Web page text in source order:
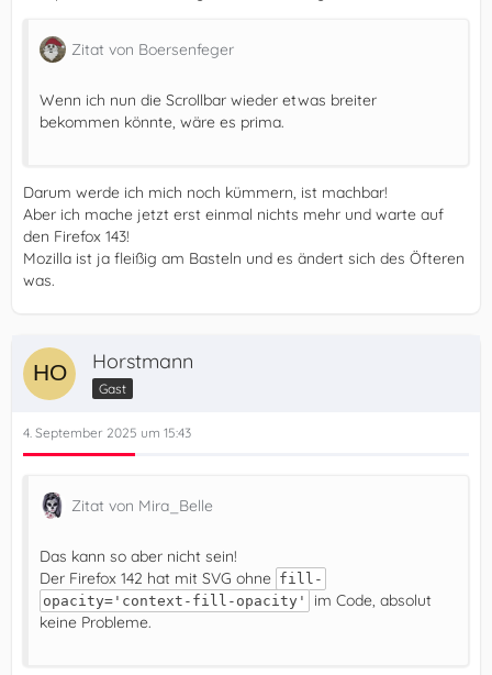
Zitat von Boersenfeger
Wenn ich nun die Scrollbar wieder etwas breiter
bekommen könnte, wäre es prima.
Darum werde ich mich noch kümmern, ist machbar!
Aber ich mache jetzt erst einmal nichts mehr und warte auf
den Firefox 143!
Mozilla ist ja fleißig am Basteln und es ändert sich des Öfteren
was.
Horstmann
Gast
4. September 2025 um 15:43
Zitat von Mira_Belle
Das kann so aber nicht sein!
Der Firefox 142 hat mit SVG ohne fill-
opacity='context-fill-opacity'
im Code, absolut
keine Probleme.